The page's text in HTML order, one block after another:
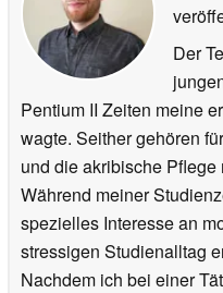
Der
Pentium II Zeiten meine
wagte. Seither gehören
und die akribische
Während meiner
spezielles Interesse an
stressigen Studienalltag
Nachdem ich bei einer